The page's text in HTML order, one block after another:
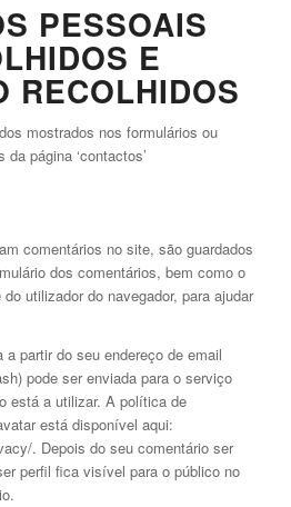
PESSOAIS
E
RECOLHIDOS
mostrados nos formulários ou
página ‘contactos’
comentários no site, são guardados
dos comentários, bem como o
utilizador do navegador, para ajudar
a partir do seu endereço de email
pode ser enviada para o serviço
está a utilizar. A política de
está disponível aqui:
. Depois do seu comentário ser
perfil fica visível para o público no